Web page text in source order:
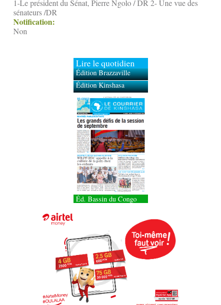
1-Le président du Sénat, Pierre Ngolo / DR 2- Une vue des
sénateurs /DR
Notification:
Non
Lire le quotidien
Édition Brazzaville
Édition Kinshasa
Éd. Bassin du Congo